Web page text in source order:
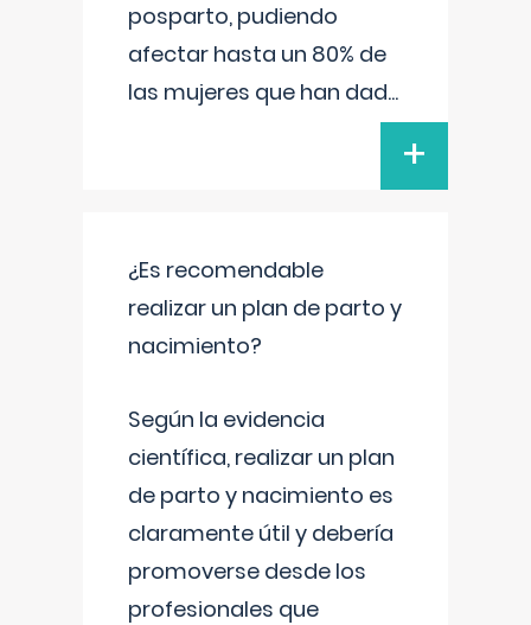
posparto, pudiendo
afectar hasta un 80% de
las mujeres que han dad...
+
¿Es recomendable
realizar un plan de parto y
nacimiento?
Según la evidencia
científica, realizar un plan
de parto y nacimiento es
claramente útil y debería
promoverse desde los
profesionales que